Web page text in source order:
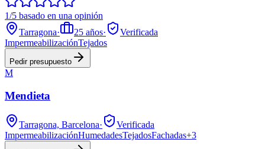
1/5 basado en una opinión
Tarragona· 25 años·
Verificada
ImpermeabilizaciónTejados
Pedir presupuesto
M
Mendieta
Tarragona, Barcelona·
Verificada
ImpermeabilizaciónHumedadesTejadosFachadas+3